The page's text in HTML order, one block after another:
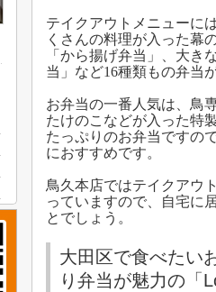
テイクアウトメニューに
くさんの料理が入った幕
「から揚げ弁当」、大き
当」など16種類もの弁当
お弁当の一番人気は、鳥
たけのこなどが入った特
たっぷりのお弁当ですの
におすすめです。
鳥久本店ではテイクアウ
っていますので、自宅に
とでしょう。
大田区で食べたい
り弁当が魅力の「